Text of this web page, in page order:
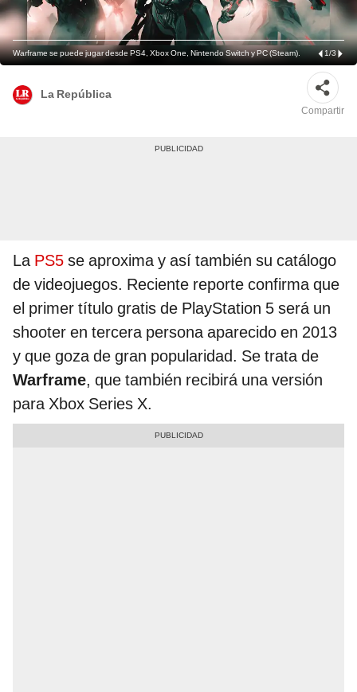
Warframe se puede jugar desde PS4, Xbox One, Nintendo Switch y PC (Steam). 1/3
La República
Compartir
La PS5 se aproxima y así también su catálogo
de videojuegos. Reciente reporte confirma que
el primer título gratis de PlayStation 5 será un
shooter en tercera persona aparecido en 2013
y que goza de gran popularidad. Se trata de
Warframe, que también recibirá una versión
para Xbox Series X.